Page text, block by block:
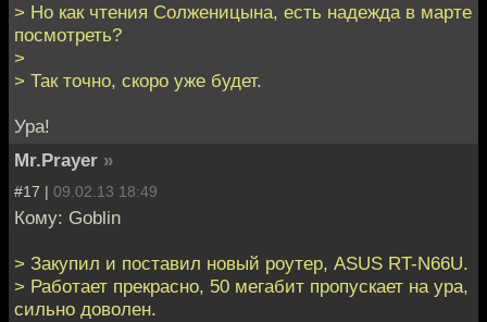
> Но как чтения Солженицына, есть надежда в марте
посмотреть?
>
> Так точно, скоро уже будет.
Ура!
Mr.Prayer »
#17 | 09.02.13 18:49
Кому: Goblin
> Закупил и поставил новый роутер, ASUS RT-N66U.
> Работает прекрасно, 50 мегабит пропускает на ура,
сильно доволен.